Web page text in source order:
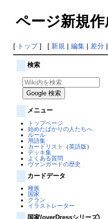
ページ新規作
[ トップ] [ 新規 | 編集| 差分|
検索
メニュー
トップページ
始めたばかりの人たちへ
ルール
用語集
カードリスト
（英語版 ）
デッキ集
よくある質問
ヴァンガードの歴史
カードデータ
種族
国家
クラン
イラストレーター
国家(overDressシリーズ)